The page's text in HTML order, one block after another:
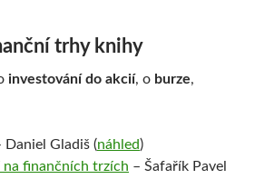
trhy knihy
investování do akcií, o burze,
Daniel Gladiš (náhled)
na finančních trzích – Šafařík Pavel